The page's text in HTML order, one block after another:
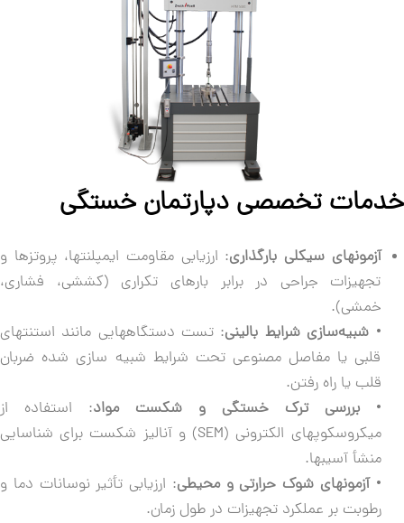
تخصصی دپارتمان خستگی
آزمونهای سیکلی بارگذاری: ارزیابی مقاومت ایمپلنتها، پروتزها و
تجهیزات جراحی در برابر بارهای تکراری (کششی، فشاری،
خمشی).
شبیه‌سازی شرایط بالینی: تست دستگاههایی مانند استنتهای
قلبی یا مفاصل مصنوعی تحت شرایط شبیه سازی شده ضربان
قلب یا راه رفتن.
بررسی ترک خستگی و شکست مواد: استفاده از
میکروسکوپهای الکترونی (SEM) و آنالیز شکست برای شناسایی
منشأ آسیبها.
⁠آزمونهای شوک حرارتی و محیطی: ارزیابی تأثیر نوسانات دما و
رطوبت بر عملکرد تجهیزات در طول زمان.